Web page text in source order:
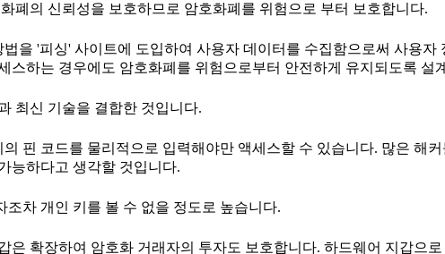
폐의 신뢰성을 보호하므로 암호화폐를 위험으로 부터 보호합니다.
을 '피싱' 사이트에 도입하여 사용자 데이터를 수집함으로써 사용자
스하는 경우에도 암호화폐를 위험으로부터 안전하게 유지되도록 설
최신 기술을 결합한 것입니다.
핀 코드를 물리적으로 입력해야만 액세스할 수 있습니다. 많은 해커
능하다고 생각할 것입니다.
차 개인 키를 볼 수 없을 정도로 높습니다.
은 확장하여 암호화 거래자의 투자도 보호합니다. 하드웨어 지갑으